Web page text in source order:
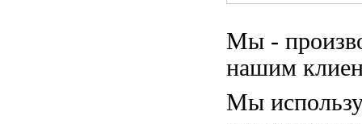
Мы -
нашим
Мы